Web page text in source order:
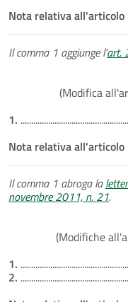
Nota relativa all'articolo
Il comma 1 aggiunge l'art.
(Modifica
1.
Nota relativa all'articolo
Il comma 1 abroga la
novembre 2011, n. 21.
(Modifiche
1.
2.